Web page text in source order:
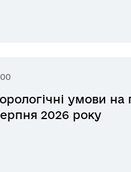
умови на
2026 року